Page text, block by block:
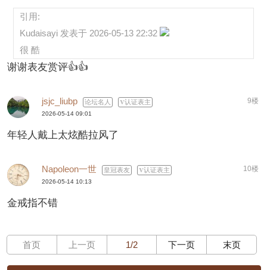
引用:
Kudaisayi 发表于 2026-05-13 22:32
很 酷
谢谢表友赏评👍👍
jsjc_liubp 论坛名人 认证表主 9楼
2026-05-14 09:01
年轻人戴上太炫酷拉风了
Napoleon一世 皇冠表友 认证表主 10楼
2026-05-14 10:13
金戒指不错
首页 上一页 1/2 下一页 末页